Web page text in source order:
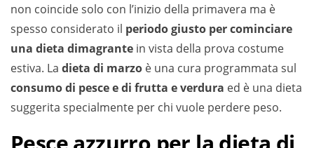
non coincide solo con l’inizio della primavera ma è
spesso considerato il periodo giusto per cominciare
una dieta dimagrante in vista della prova costume
estiva. La dieta di marzo è una cura programmata sul
consumo di pesce e di frutta e verdura ed è una dieta
suggerita specialmente per chi vuole perdere peso.